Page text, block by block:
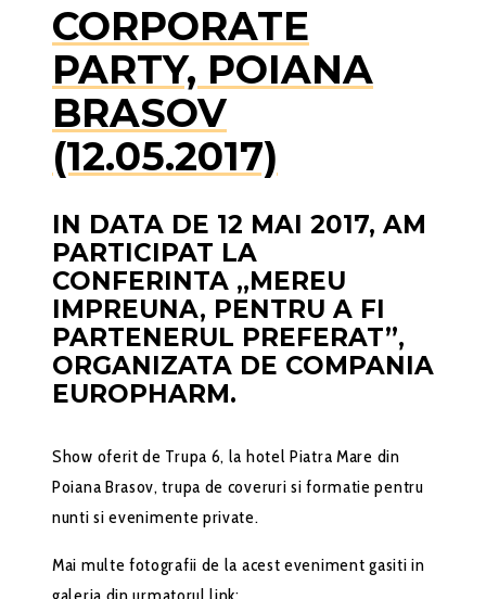
CORPORATE
PARTY, POIANA
BRASOV
(12.05.2017)
IN DATA DE 12 MAI 2017, AM
PARTICIPAT LA
CONFERINTA „MEREU
IMPREUNA, PENTRU A FI
PARTENERUL PREFERAT”,
ORGANIZATA DE COMPANIA
EUROPHARM.
Show oferit de Trupa 6, la hotel Piatra Mare din
Poiana Brasov, trupa de coveruri si formatie pentru
nunti si evenimente private.
Mai multe fotografii de la acest eveniment gasiti in